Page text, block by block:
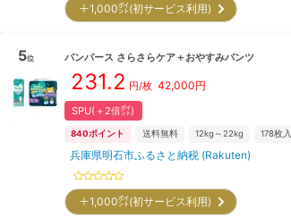
＋1,000㌽(初サービス利用)
5位 パンパース さらさらケア＋おやすみパンツ
231.2 円/枚 42,000円
SPU(＋2倍㌽)
840ポイント 送料無料 12kg～22kg 178枚入
兵庫県明石市ふるさと納税 (Rakuten)
＋1,000㌽(初サービス利用)